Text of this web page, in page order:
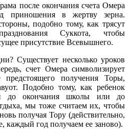
после окончания счета Омера
приношения в жертву зерна.
подобно тому, как трясут
Суккота, чтобы
присутствие Всевышнего.
Существует несколько уроков
счет Омера символизирует
получения Торы,
Подобно тому, как ребенок
до окончания школы или до
мы тоже считаем их, чтобы
получая Тору (действительно,
каждый год получаем ее заново).